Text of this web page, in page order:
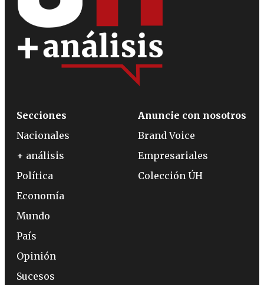
Secciones
Nacionales
+ análisis
Política
Economía
Mundo
País
Opinión
Sucesos
Anuncie con nosotros
Brand Voice
Empresariales
Colección ÚH